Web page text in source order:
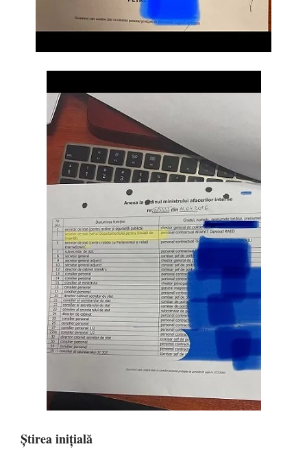
Știrea inițială